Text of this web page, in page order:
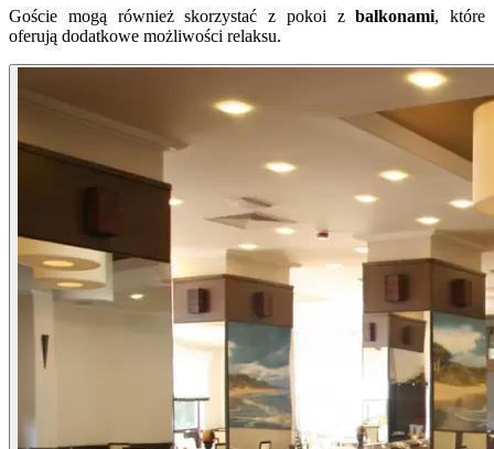
Goście mogą również skorzystać z pokoi zbalkonami, które
oferują dodatkowe możliwości relaksu.